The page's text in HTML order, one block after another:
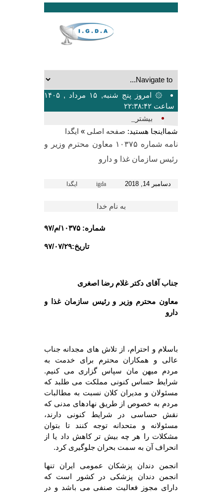
۞ امروز پنج شنبه, ۱۵ مرداد , ۱۴۰۵
ساعت ۲۲:۳۸:۴۲
بیشترین تعداد سخن_
شمااینجا هستید: صفحه اصلی » ایگدا
نامه شماره ۱۰۳۷۵ معاون محترم وزیر و
رئیس سازمان غذا و دارو
دسامبر 14, 2018 igda ایگدا
به نام خدا
شماره: ۱۰۳۷۵/م/۹۷
تاریخ:۹۷/۰۷/۲۹
جناب آقای دکتر غلام رضا اصغری
معاون محترم وزیر و رئیس سازمان غذا و
دارو
باسلام و احترام، از تلاش های مجدانه جناب
عالی و همکاران محترم برای خدمت به
مردم میهن مان سپاس گزاری می کنیم.
شرایط حساس کنونی مملکت می طلبد که
مسئولان و مدیران کلان نسبت به مطالبات
مردم به خصوص از طریق نهادهای مدنی که
نقش حساسی در شرایط کنونی دارند،
مسئولانه و متحدانه توجه کنند تا بتوان
مشکلات را هر چه بیش تر کاهش داد یا از
انحراف آن به سمت بحران جلوگیری کرد.
انجمن دندان پزشکان عمومی ایران تنها
انجمن دندان پزشکی در کشور است که
دارای مجوز فعالیت صنفی می باشد و در